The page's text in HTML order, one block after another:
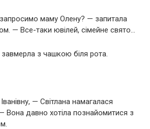
маму Олену? — запитала
— Все-таки ювілей, сімейне свято…
з чашкою біля рота.
— Світлана намагалася
Вона давно хотіла познайомитися з